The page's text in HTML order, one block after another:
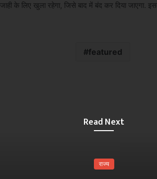
के लिए खुला रहेगा, जिसे बाद में बंद कर दिया
featured
Read Next
राज्य